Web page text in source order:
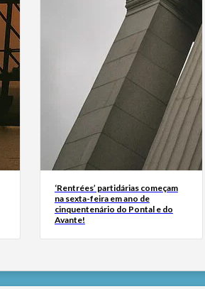
‘Rentrées’ partidárias começam
na sexta-feira em ano de
cinquentenário do Pontal e do
Avante!